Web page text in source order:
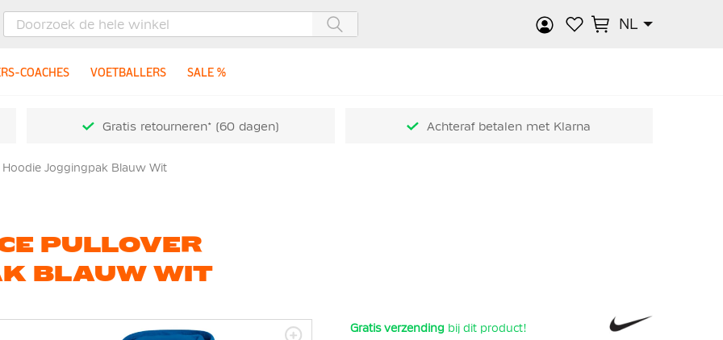
NL
COACHES VOETBALLERS SALE %
Gratis retourneren* (60 dagen) Achteraf betalen met Klarna
Hoodie Joggingpak Blauw Wit
PULLOVER
BLAUW WIT
Gratis verzending bij dit product!